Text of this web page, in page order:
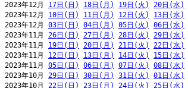
2023年12月 17日(日) 18日(月) 19日(火) 20日(水)
2023年12月 10日(日) 11日(月) 12日(火) 13日(水)
2023年12月 03日(日) 04日(月) 05日(火) 06日(水)
2023年11月 26日(日) 27日(月) 28日(火) 29日(水)
2023年11月 19日(日) 20日(月) 21日(火) 22日(水)
2023年11月 12日(日) 13日(月) 14日(火) 15日(水)
2023年11月 05日(日) 06日(月) 07日(火) 08日(水)
2023年10月 29日(日) 30日(月) 31日(火) 01日(水)
2023年10月 22日(日) 23日(月) 24日(火) 25日(水)